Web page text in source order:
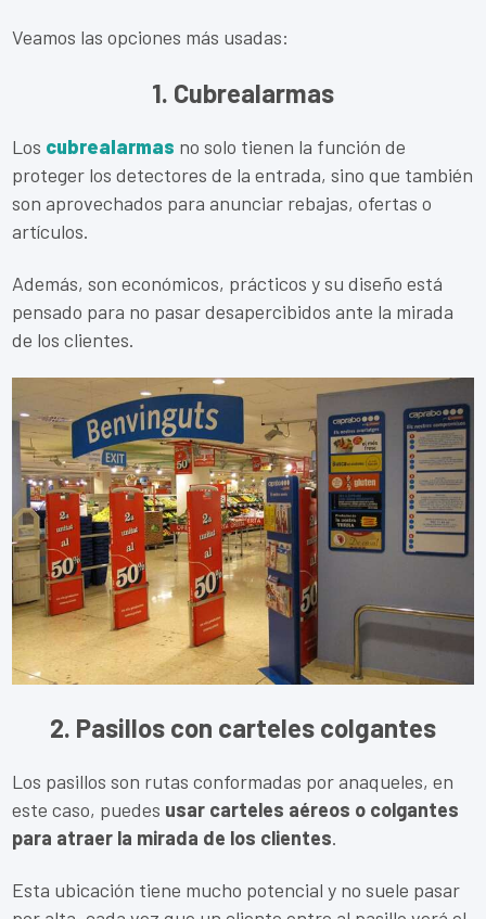
Veamos las opciones más usadas:
1. Cubrealarmas
Los cubrealarmas no solo tienen la función de
proteger los detectores de la entrada, sino que también
son aprovechados para anunciar rebajas, ofertas o
artículos.
Además, son económicos, prácticos y su diseño está
pensado para no pasar desapercibidos ante la mirada
de los clientes.
2. Pasillos con carteles colgantes
Los pasillos son rutas conformadas por anaqueles, en
este caso, puedes usar carteles aéreos o colgantes
para atraer la mirada de los clientes.
Esta ubicación tiene mucho potencial y no suele pasar